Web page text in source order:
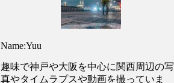
Name:Yuu
趣味で神戸や大阪を中心に関西周辺の写
真やタイムラプスや動画を撮っていま